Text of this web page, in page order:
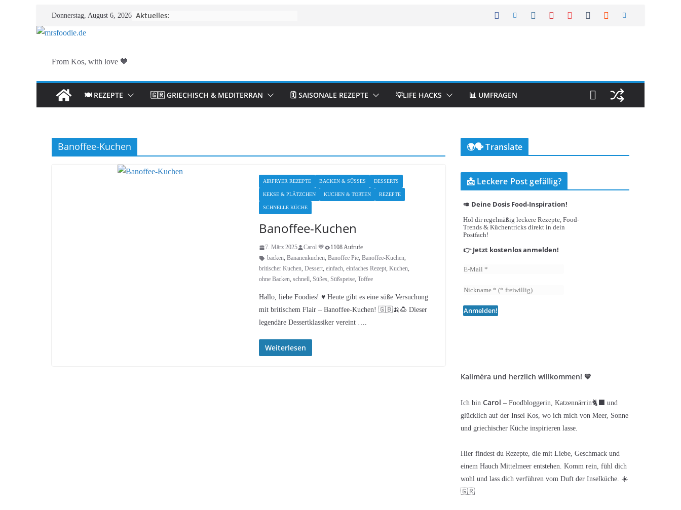
Inhalt
Donnerstag, August 6, 2026 Aktuelles:
From Kos, with love 💙
🍽️ REZEPTE 🇬🇷 GRIECHISCH & MEDITERRAN 🗓️ SAISONALE REZEPTE 💡LIFE HACKS 📊 UMFRAGEN
Banoffee-Kuchen
AIRFRYER REZEPTE BACKEN & SÜSSES DESSERTS
KEKSE & PLÄTZCHEN KUCHEN & TORTEN REZEPTE
SCHNELLE KÜCHE
Banoffee-Kuchen
7. März 2025 Carol 💙
1108 Aufrufe
backen, Bananenkuchen, Banoffee Pie, Banoffee-Kuchen,
britischer Kuchen, Dessert, einfach, einfaches Rezept, Kuchen,
ohne Backen, schnell, Süßes, Süßspeise, Toffee
Hallo, liebe Foodies! ♥︎ Heute gibt es eine süße Versuchung
mit britischem Flair – Banoffee-Kuchen! 🇬🇧🍌🍮 Dieser
legendäre Dessertklassiker vereint ….
Weiterlesen
🌍🗣️ Translate
📩 Leckere Post gefällig?
🥑 Deine Dosis Food-Inspiration!
Hol dir regelmäßig leckere Rezepte, Food-
Trends & Küchentricks direkt in dein
Postfach!
👉 Jetzt kostenlos anmelden!
Kaliméra und herzlich willkommen! 💙
Ich bin Carol – Foodbloggerin, Katzennärrin🐈‍⬛ und
glücklich auf der Insel Kos, wo ich mich von Meer, Sonne
und griechischer Küche inspirieren lasse.
Hier findest du Rezepte, die mit Liebe, Geschmack und
einem Hauch Mittelmeer entstehen. Komm rein, fühl dich
wohl und lass dich verführen vom Duft der Inselküche. ☀️
🇬🇷